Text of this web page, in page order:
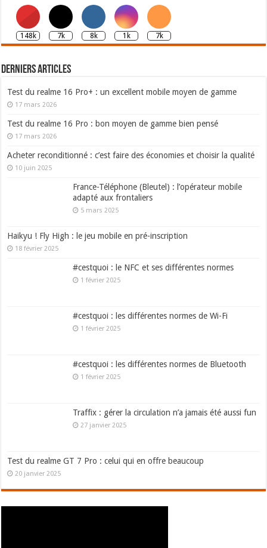
148k 7k 8k 1k 7k
Derniers articles
Test du realme 16 Pro+ : un excellent mobile moyen de gamme
17 mars 2026
Test du realme 16 Pro : bon moyen de gamme bien pensé
17 mars 2026
Acheter reconditionné : c’est faire des économies et choisir la qualité
10 juin 2025
France-Téléphone (Bleutel) : l’opérateur mobile
adapté aux frontaliers
5 mars 2025
Haikyu ! Fly High : le jeu mobile en pré-inscription
18 février 2025
#cestquoi : le NFC et ses différentes normes
1 février 2025
#cestquoi : les différentes normes de Wi-Fi
1 février 2025
#cestquoi : les différentes normes de Bluetooth
1 février 2025
Traffix : gérer la circulation n’a jamais été aussi fun
27 janvier 2025
Test du realme GT 7 Pro : celui qui en offre beaucoup
20 janvier 2025